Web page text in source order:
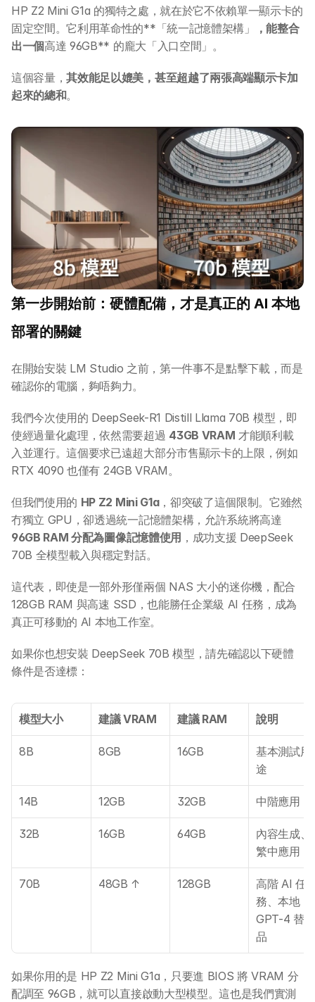
HP Z2 Mini G1a 的獨特之處，就在於它不依賴單一顯示卡的
固定空間。它利用革命性的**「統一記憶體架構」
，能整合
出一個高達 96GB** 的龐大「入口空間」。
這個容量，其效能足以媲美，甚至超越了兩張高端顯示卡加
起來的總和。
第一步開始前：硬體配備，才是真正的 AI 本地
部署的關鍵
在開始安裝 LM Studio 之前，第一件事不是點擊下載，而是
確認你的電腦，夠唔夠力。
我們今次使用的 DeepSeek-R1 Distill Llama 70B 模型，即
使經過量化處理，依然需要超過 43GB VRAM 才能順利載
入並運行。這個要求已遠超大部分市售顯示卡的上限，例如
RTX 4090 也僅有 24GB VRAM。
但我們使用的 HP Z2 Mini G1a，卻突破了這個限制。它雖然
96GB RAM 分配為圖像記憶體使用 ，成功支援 DeepSeek
70B 全模型載入與穩定對話。
這代表，即使是一部外形僅兩個 NAS 大小的迷你機，配合
128GB RAM 與高速 SSD，也能勝任企業級 AI 任務，成為
真正可移動的 AI 本地工作室。
如果你也想安裝 DeepSeek 70B 模型，請先確認以下硬體
條件是否達標：
模型大小 建議 VRAM 建議 RAM 說明
8B 8GB 16GB
基本測試用
途
14B 12GB 32GB 中階應用
32B 16GB 64GB
內容生成、
繁中應用
70B 48GB ↑ 128GB
高階 AI 任
務、本地
GPT-4 替代
品
如果你用的是 HP Z2 Mini G1a，只要進 BIOS 將 VRAM 分
配調至 96GB，就可以直接啟動大型模型。這也是我們實測